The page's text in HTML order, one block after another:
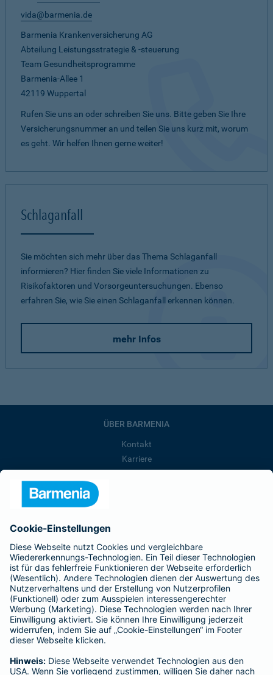
vida@barmenia.de
Barmenia Krankenversicherung AG
Abteilung Leistungsstrategie & -steuerung
Team Gesundheitsprogramme
Barmenia-Allee 1
42119 Wuppertal
Rufen Sie uns an oder schreiben Sie uns. Bitte geben Sie Ihre
Versicherungsnummer an und teilen Sie uns kurz mit, worum
es geht. Wir helfen Ihnen gerne weiter!
Schlaganfall
Sie möchten sich mehr über das Thema Schlaganfall
informieren? Hier finden Sie viele Informationen zu
Risikofaktoren und Vorsorgeuntersuchungen. Ebenso
erfahren Sie, wie Sie einen Schlaganfall erkennen können.
mehr Infos
ÜBER BARMENIA
Kontakt
Karriere
Barmenia ist Teil der BarmeniaGothaer
BELIEBTE SEITEN
Kranken-Zusatzversicherung
Tierversicherungen
Haftpflichtversicherung
Hausratversicherung
Adresse ändern